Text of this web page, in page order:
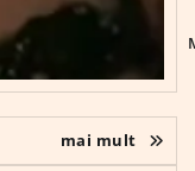
mai mult